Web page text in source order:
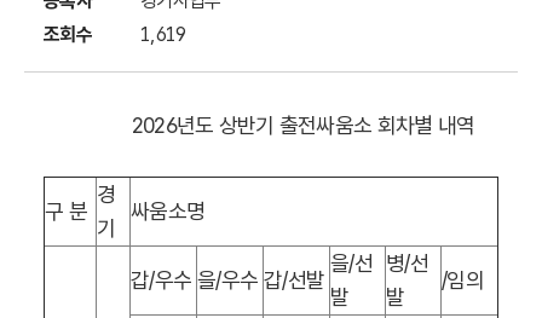
조회수
1,619
2026년도 상반기 출전싸움소 회차별 내역
구 분
경
기
싸움소명
갑/우수 을/우수 갑/선발
을/선
발
병/선
발
/임의